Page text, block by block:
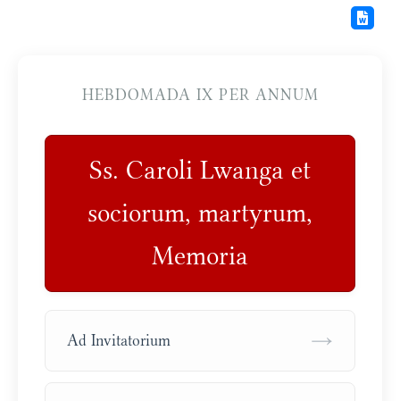
HEBDOMADA IX PER ANNUM
Ss. Caroli Lwanga et
sociorum, martyrum,
Memoria
Ad Invitatorium →